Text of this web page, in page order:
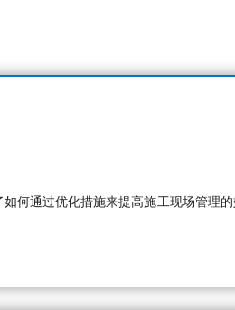
何通过优化措施来提高施工现场管理